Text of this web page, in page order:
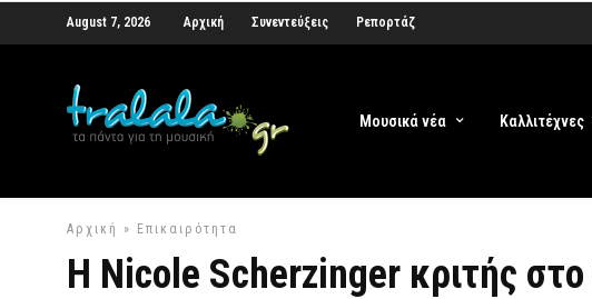
August 7, 2026 Αρχική Συνεντεύξεις Ρεπορτάζ
Μουσικά νέα Καλλιτέχνες
Αρχική » Επικαιρότητα
Η Nicole Scherzinger κριτής στο